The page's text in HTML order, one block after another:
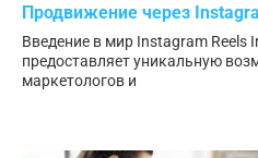
Продвижение через
Введение в мир Instagram Reels
предоставляет уникальную
маркетологов и